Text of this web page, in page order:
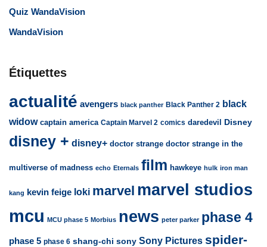
Quiz WandaVision
WandaVision
Étiquettes
actualité avengers black panther Black Panther 2 black
widow captain america Captain Marvel 2 comics daredevil Disney
disney + disney+ doctor strange doctor strange in the
multiverse of madness echo Eternals film hawkeye hulk iron man
kang kevin feige loki marvel marvel studios
mcu MCU phase 5 Morbius news peter parker phase 4
phase 5 phase 6 shang-chi sony Sony Pictures spider-